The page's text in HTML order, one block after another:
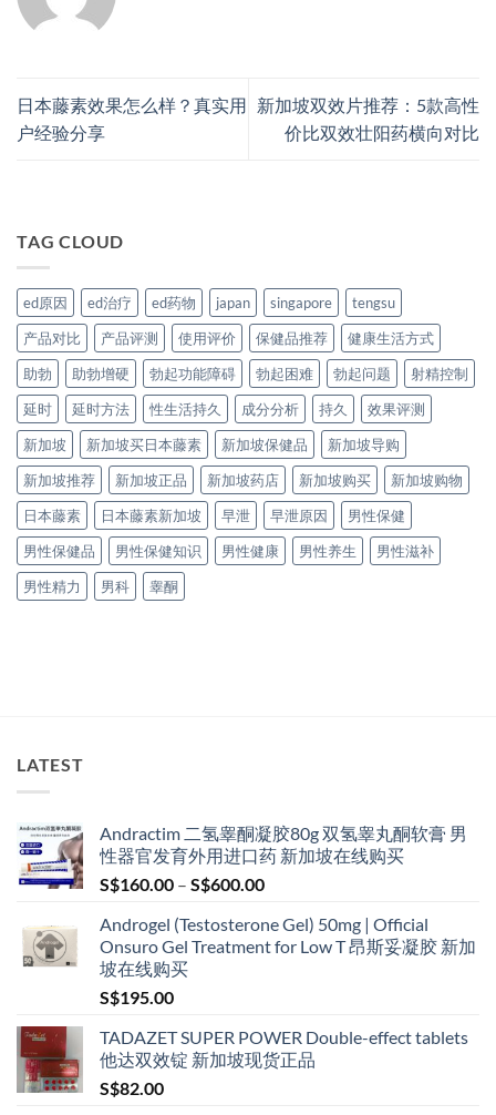
日本藤素效果怎么样？真实用
户经验分享
新加坡双效片推荐：5款高性
价比双效壮阳药横向对比
TAG CLOUD
ed原因 ed治疗 ed药物 japan singapore
tengsu
产品对比
产品评测 使用评价 保健品推荐
健康生活方式
助勃
助勃增硬 勃起功能障碍 勃起困难 勃起问题
射精控制
延时
延时方法 性生活持久 成分分析 持久
效果评测
新加坡
新加坡买日本藤素 新加坡保健品
新加坡导购
新加坡推荐
新加坡正品 新加坡药店 新加坡购买
新加坡购物
日本藤素
日本藤素新加坡 早泄 早泄原因
男性保健
男性保健品
男性保健知识 男性健康 男性养生
男性滋补
男性精力
男科 睾酮
LATEST
Andractim 二氢睾酮凝胶80g 双氢睾丸酮软膏 男
性器官发育外用进口药 新加坡在线购买
S$160.00 – S$600.00Price
S$160.00
through
Androgel (Testosterone Gel) 50mg | Official
Onsuro Gel Treatment for Low T 昂斯妥凝胶 新加
坡在线购买
S$195.00
TADAZET SUPER POWER Double-effect tablets
他达双效锭 新加坡现货正品
S$82.00